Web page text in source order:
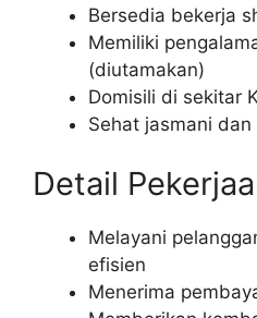
Bersedia bekerja
Memiliki
(diutamakan)
Domisili di sekitar
Sehat jasmani dan
Detail
Melayani
efisien
Menerima